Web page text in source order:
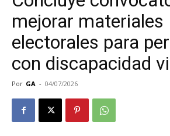
mejorar materiales
electorales para
con discapacidad
Por GA - 04/07/2026